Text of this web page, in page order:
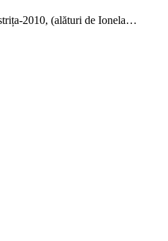
2010, (alături de Ionela…